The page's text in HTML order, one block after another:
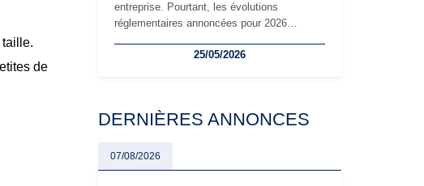
de
entreprise. Pourtant, les évolutions
réglementaires annoncées pour 2026
les auto-entrepreneurs, artisans et
évoluent dans un contexte de contrôle
oblige les indépendants à rester
particulièrement vigilants.
25/05/2026
DERNIÈRES ANNONCES
07/08/2026